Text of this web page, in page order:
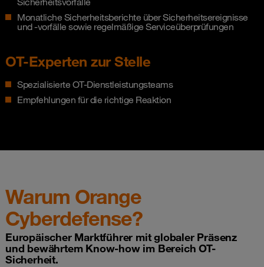
Monatliche Sicherheitsberichte über Sicherheitsereignisse
und -vorfälle sowie regelmäßige Serviceüberprüfungen
OT-Experten zur Stelle
Spezialisierte OT-Dienstleistungsteams
Empfehlungen für die richtige Reaktion
Warum Orange
Cyberdefense?
Europäischer Marktführer mit globaler Präsenz
und bewährtem Know-how im Bereich OT-
Sicherheit.